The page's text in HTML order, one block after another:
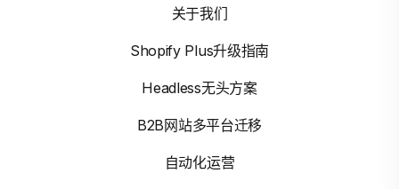
关于我们
Shopify Plus升级指南
Headless无头方案
B2B网站多平台迁移
自动化运营